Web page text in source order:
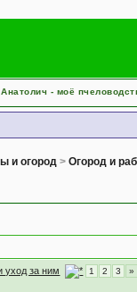
Анатолич - моё
и огород >Огород и
уход за ним 1 2 3 »